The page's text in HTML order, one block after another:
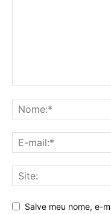
Salve meu nome, e-